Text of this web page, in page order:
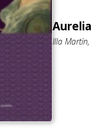
Illa